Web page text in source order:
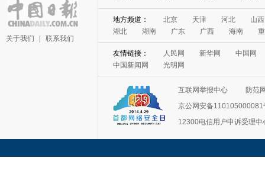
关于我们 联系我们
地方频道： 北京 天津 河北
山西
湖北
湖南 广东 广西 海南
友情链接： 人民网 新华网
中国网
中国新闻网
光明网
互联网举报中心
防范
京公网安备110105000081
12300电信用户申诉受理中